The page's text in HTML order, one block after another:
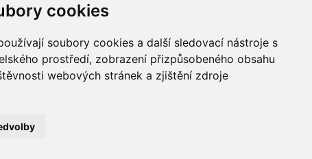
cookies
soubory cookies a další sledovací nástroje s
prostředí, zobrazení přizpůsobeného obsahu
webových stránek a zjištění zdroje
cestování
Technologie pro